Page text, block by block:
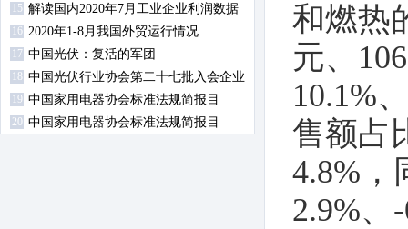
会在慈溪顺利召开
15 解读国内2020年7月工业企业利润数据
16 2020年1-8月我国外贸运行情况
17 中国光伏：复活的军团
18 中国光伏行业协会第二十七批入会企业
名单
19 中国家用电器协会标准法规简报目
录-2020年第3期
20 中国家用电器协会标准法规简报目
和燃热
元、
10.1%
售额占
4.8%，
2.9%、